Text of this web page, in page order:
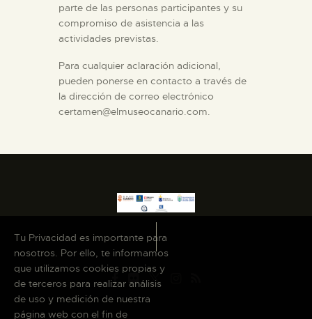
parte de las personas participantes y su
compromiso de asistencia a las
actividades previstas.
Para cualquier aclaración adicional,
pueden ponerse en contacto a través de
la dirección de correo electrónico
certamen@elmuseocanario.com.
Tu Privacidad es importante para
nosotros. Por ello, te informamos
que utilizamos cookies propias y
de terceros para realizar análisis
de uso y medición de nuestra
página web con el fin de